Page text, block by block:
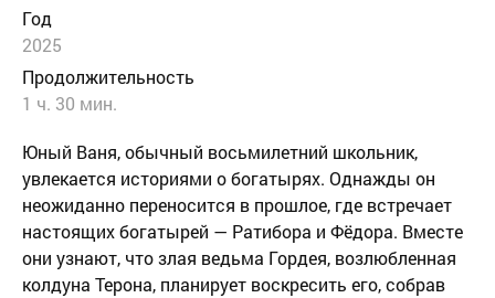
Год
2025
Продолжительность
1 ч. 30 мин.
Юный Ваня, обычный восьмилетний школьник,
увлекается историями о богатырях. Однажды он
неожиданно переносится в прошлое, где встречает
настоящих богатырей — Ратибора и Фёдора. Вместе
они узнают, что злая ведьма Гордея, возлюбленная
колдуна Терона, планирует воскресить его, собрав